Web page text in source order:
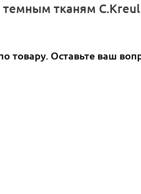
тканям
товару. Оставьте ваш